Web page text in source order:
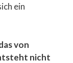
ein
von
nicht